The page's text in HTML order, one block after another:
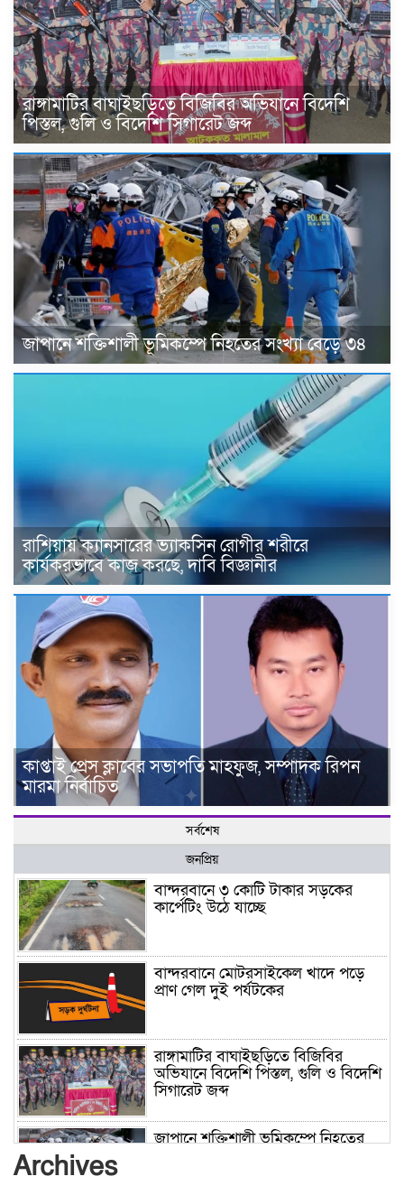
রাঙ্গামাটির বাঘাইছড়িতে বিজিবির অভিযানে বিদেশি
পিস্তল, গুলি ও বিদেশি সিগারেট জব্দ
জাপানে শক্তিশালী ভূমিকম্পে নিহতের সংখ্যা বেড়ে ৩৪
রাশিয়ায় ক্যানসারের ভ্যাকসিন রোগীর শরীরে
কার্যকরভাবে কাজ করছে, দাবি বিজ্ঞানীর
কাপ্তাই প্রেস ক্লাবের সভাপতি মাহফুজ, সম্পাদক রিপন
মারমা নির্বাচিত
সর্বশেষ
জনপ্রিয়
বান্দরবানে ৩ কোটি টাকার সড়কের
কার্পেটিং উঠে যাচ্ছে
বান্দরবানে মোটরসাইকেল খাদে পড়ে
প্রাণ গেল দুই পর্যটকের
রাঙ্গামাটির বাঘাইছড়িতে বিজিবির
অভিযানে বিদেশি পিস্তল, গুলি ও বিদেশি
সিগারেট জব্দ
জাপানে শক্তিশালী ভূমিকম্পে নিহতের
Archives